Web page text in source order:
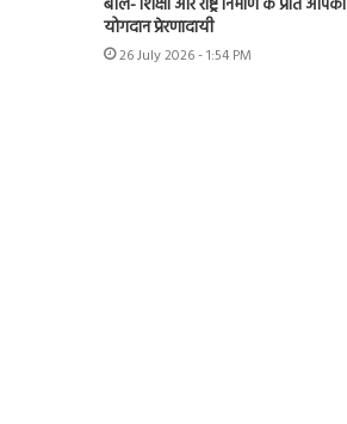
बोले- शिक्षा और राष्ट्र निर्माण के प्रति आपका
योगदान प्रेरणादायी
26 July 2026 - 1:54 PM